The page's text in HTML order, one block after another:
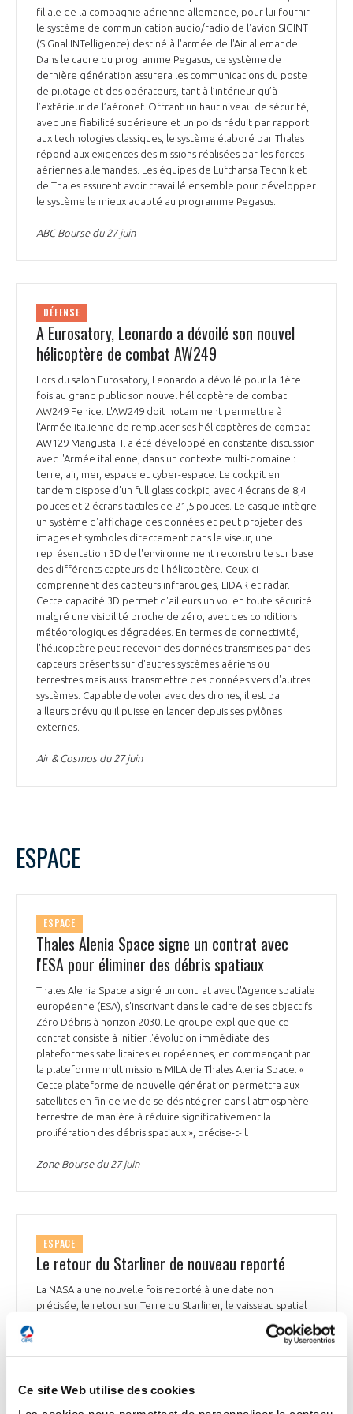
Ce site Web utilise des cookies
filiale de la compagnie aérienne allemande, pour lui fournir
le système de communication audio/radio de l'avion SIGINT
(SIGnal INTelligence) destiné à l'armée de l'Air allemande.
Dans le cadre du programme Pegasus, ce système de
dernière génération assurera les communications du poste
de pilotage et des opérateurs, tant à l’intérieur qu’à
l’extérieur de l’aéronef. Offrant un haut niveau de sécurité,
avec une fiabilité supérieure et un poids réduit par rapport
aux technologies classiques, le système élaboré par Thales
répond aux exigences des missions réalisées par les forces
aériennes allemandes. Les équipes de Lufthansa Technik et
de Thales assurent avoir travaillé ensemble pour développer
le système le mieux adapté au programme Pegasus.
ABC Bourse du 27 juin
DÉFENSE
A Eurosatory, Leonardo a dévoilé son nouvel
hélicoptère de combat AW249
Lors du salon Eurosatory, Leonardo a dévoilé pour la 1ère
fois au grand public son nouvel hélicoptère de combat
AW249 Fenice. L'AW249 doit notamment permettre à
l'Armée italienne de remplacer ses hélicoptères de combat
AW129 Mangusta. Il a été développé en constante discussion
avec l'Armée italienne, dans un contexte multi-domaine :
terre, air, mer, espace et cyber-espace. Le cockpit en
tandem dispose d'un full glass cockpit, avec 4 écrans de 8,4
pouces et 2 écrans tactiles de 21,5 pouces. Le casque intègre
un système d'affichage des données et peut projeter des
images et symboles directement dans le viseur, une
représentation 3D de l'environnement reconstruite sur base
des différents capteurs de l'hélicoptère. Ceux-ci
comprennent des capteurs infrarouges, LIDAR et radar.
Cette capacité 3D permet d'ailleurs un vol en toute sécurité
malgré une visibilité proche de zéro, avec des conditions
météorologiques dégradées. En termes de connectivité,
l'hélicoptère peut recevoir des données transmises par des
capteurs présents sur d'autres systèmes aériens ou
terrestres mais aussi transmettre des données vers d'autres
systèmes. Capable de voler avec des drones, il est par
ailleurs prévu qu'il puisse en lancer depuis ses pylônes
externes.
Air & Cosmos du 27 juin
ESPACE
ESPACE
Thales Alenia Space signe un contrat avec
l'ESA pour éliminer des débris spatiaux
Thales Alenia Space a signé un contrat avec l'Agence spatiale
européenne (ESA), s'inscrivant dans le cadre de ses objectifs
Zéro Débris à horizon 2030. Le groupe explique que ce
contrat consiste à initier l'évolution immédiate des
plateformes satellitaires européennes, en commençant par
la plateforme multimissions MILA de Thales Alenia Space. «
Cette plateforme de nouvelle génération permettra aux
satellites en fin de vie de se désintégrer dans l'atmosphère
terrestre de manière à réduire significativement la
prolifération des débris spatiaux », précise-t-il.
Zone Bourse du 27 juin
ESPACE
Le retour du Starliner de nouveau reporté
La NASA a une nouvelle fois reporté à une date non
précisée, le retour sur Terre du Starliner, le vaisseau spatial
de Boeing, et de ses 2 passagers, arrivés à la Station spatiale
internationale (ISS) le 5 juin. Le retour avait été une
astronautes, Butch Wilmore et Suni Williams, ne reviendront